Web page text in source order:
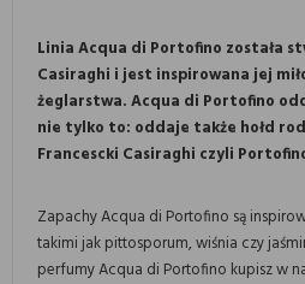
Linia Acqua di Portofino została
Casiraghi i jest inspirowana jej
żeglarstwa. Acqua di Portofino
nie tylko to: oddaje także hołd
Francescki Casiraghi czyli
Zapachy Acqua di Portofino są
takimi jak pittosporum, wiśnia czy
perfumy Acqua di Portofino kupisz w